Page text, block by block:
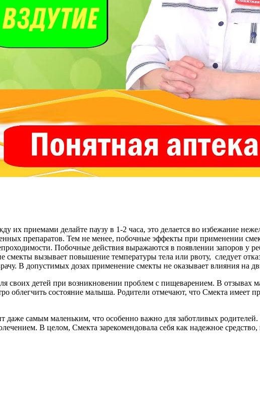
их приемами делайте паузу в 1-2 часа, это делается во избежание
препаратов. Тем не менее, побочные эффекты при применении
Побочные действия выражаются в появлении запоров у
вызывает повышение температуры тела или рвоту, следует
В допустимых дозах применение смекты не оказывает влияния на
своих детей при возникновении проблем с пищеварением. В отзывах
облегчить состояние малыша. Родители отмечают, что Смекта имеет
даже самым маленьким, что особенно важно для заботливых
В целом, Смекта зарекомендовала себя как надежное средство,